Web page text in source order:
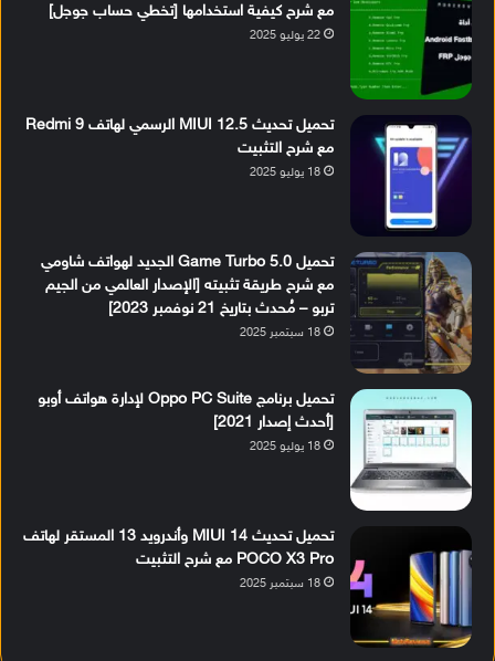
مع شرح كيفية استخدامها [تخطي حساب جوجل]
22 يوليو 2025
تحميل تحديث MIUI 12.5 الرسمي لهاتف Redmi 9
مع شرح التثبيت
18 يوليو 2025
تحميل Game Turbo 5.0 الجديد لهواتف شاومي
مع شرح طريقة تثبيته [الإصدار العالمي من الجيم
تربو – مُحدث بتاريخ 21 نوفمبر 2023]
18 سبتمبر 2025
تحميل برنامج Oppo PC Suite لإدارة هواتف أوبو
[أحدث إصدار 2021]
18 يوليو 2025
تحميل تحديث MIUI 14 وأندرويد 13 المستقر لهاتف
POCO X3 Pro مع شرح التثبيت
18 سبتمبر 2025